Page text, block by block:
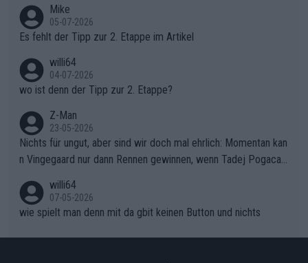
en.Teurer Sekundenpoker: Die Quittung sind nun 15 Sekunden
Rückstand im Gesamtklassement – ein Polster, das Niewiado
gibt. Diese Etappe wird sicher als der psychologische Wendep
unkt dieser Tour in die Geschichte eingehen. Wenn man bei so
einem harten Aufstieg einmal den Moment verpasst und der K
onkurrentin die "zweite Luft" schenkt, ist der Schaden am Ber
g kaum noch zu reparieren.Vor uns liegt nun das große Finale R
ichtung Nizza. Niewiadoma hat psychologisch Oberwasser, ab
er SD Worx und Vollering müssen jetzt All-In gehen. (gregman
n)
r die gehört nicht in dieses Medium!
Mike
05-07-2026
Es fehlt der Tipp zur 2. Etappe im Artikel
willi64
04-07-2026
wo ist denn der Tipp zur 2. Etappe?
Z-Man
23-05-2026
Nichts für ungut, aber sind wir doch mal ehrlich: Momentan kan
n Vingegaard nur dann Rennen gewinnen, wenn Tadej Pogacar
willi64
07-05-2026
wie spielt man denn mit da gbit keinen Button und nichts